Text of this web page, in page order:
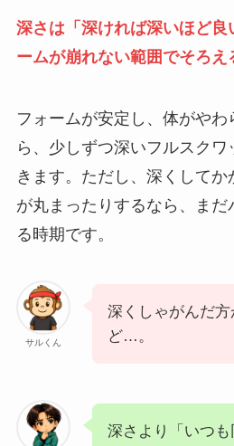
深さは「深ければ深いほど良
ームが崩れない範囲でそろえ
フォームが安定し、体がやわ
ら、少しずつ深いフルスク
きます。ただし、深くして
が丸まったりするなら、ま
る時期です。
サルくん
深くしゃがんだ
ど…。
深さより「いつも